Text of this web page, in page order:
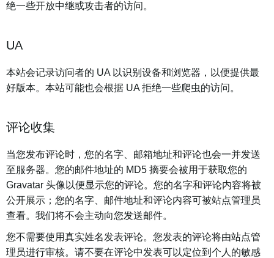
绝一些开放中继或攻击者的访问。
UA
本站会记录访问者的 UA 以识别设备和浏览器，以便提供最
好版本。本站可能也会根据 UA 拒绝一些爬虫的访问。
评论收集
当您发布评论时，您的名字、邮箱地址和评论也会一并发送
至服务器。您的邮件地址的 MD5 摘要会被用于获取您的
Gravatar 头像以便显示您的评论。您的名字和评论内容将被
公开展示；您的名字、邮件地址和评论内容可被站点管理员
查看。我们将不会主动向您发送邮件。
您不需要使用真实姓名发表评论。您发表的评论将由站点管
理员进行审核。请不要在评论中发表可以定位到个人的敏感